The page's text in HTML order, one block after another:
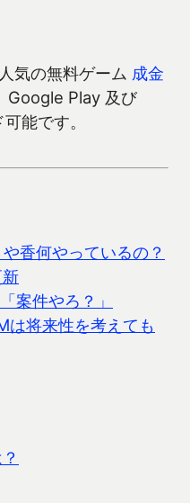
気の無料ゲーム 成金
Google Play 及び
能です。
香何やっているの？
案件やろ？」
は将来性を考えても